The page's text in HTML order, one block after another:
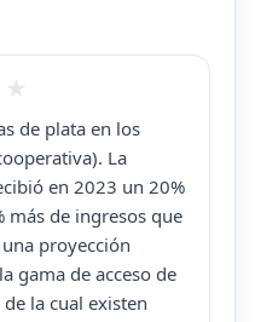
de plata en los
La
en 2023 un 20%
más de ingresos que
proyección
gama de acceso de
la cual existen